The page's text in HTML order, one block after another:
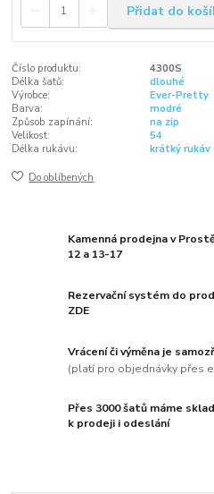
Přidat do
Číslo produktu:
4300S
Délka šatů:
dlouhé
Výrobce:
Ever-Pretty
Barva:
modré
Způsob zapínání:
na zip
Velikost:
54
Délka rukávu:
krátký rukáv
Do oblíbených
Kamenná prodejna v
12 a 13-17
Rezervační systém do
ZDE
Vrácení či výměna je
(platí pro objednávky přes
Přes 3000 šatů máme
k prodeji i odeslání